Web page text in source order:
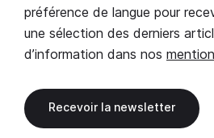
préférence de langue pour
une sélection des derniers
d’information dans nos